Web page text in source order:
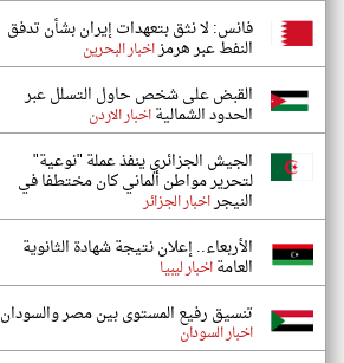
فانس: لا نثق بتعهدات إيران بشأن تدفق
النفط عبر هرمزاخبار البحرين
القبض على شخص حاول التسلل عبر
الحدود الشماليةاخبار الاردن
الجيش الجزائري ينفذ عملة "نوعية"
لتحرير مواطن ألماني كان مختطفا في
النيجراخبار الجزائر
الأربعاء.. إعلان نتيجة شهادة الثانوية
العامةاخبار ليبيا
تنسيق رفيع المستوى بين مصر والسودان
اخبار السودان